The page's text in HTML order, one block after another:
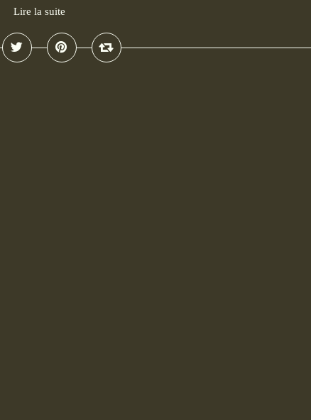
Lire la suite